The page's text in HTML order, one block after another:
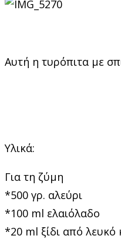
Αυτή η τυρόπιτα με
Υλικά:
Για τη ζύμη
*500 γρ. αλεύρι
*100 ml ελαιόλαδο
*20 ml ξίδι από λευκό